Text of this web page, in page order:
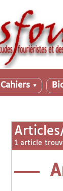
Cahiers ▼
1 article